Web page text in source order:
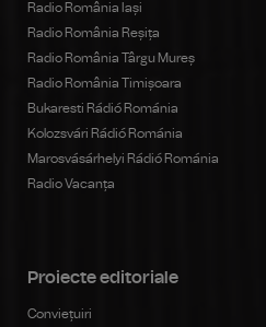
Radio România Iași
Radio România Reșița
Radio România Târgu Mureș
Radio România Timișoara
Bukaresti Rádió Románia
Kolozsvári Rádió Románia
Marosvásárhelyi Rádió Románia
Radio Vacanța
Proiecte editoriale
Conviețuiri